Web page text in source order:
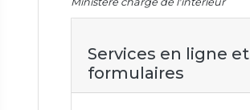
Services en ligne et
formulaires